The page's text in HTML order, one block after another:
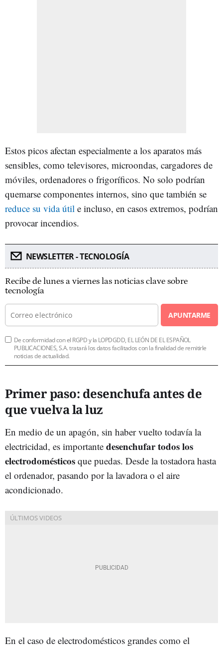
Estos picos afectan especialmente a los aparatos más
sensibles, como televisores, microondas, cargadores de
móviles, ordenadores o frigoríficos. No solo podrían
quemarse componentes internos, sino que también se
reduce su vida útil e incluso, en casos extremos, podrían
provocar incendios.
NEWSLETTER - TECNOLOGÍA
Recibe de lunes a viernes las noticias clave sobre
tecnología
APUNTARME
De conformidad con el RGPD y la LOPDGDD, EL LEÓN DE EL ESPAÑOL
PUBLICACIONES, S.A. tratará los datos facilitados con la finalidad de remitirle
noticias de actualidad.
Primer paso: desenchufa antes de
que vuelva la luz
En medio de un apagón, sin haber vuelto todavía la
electricidad, es importante desenchufar todos los
electrodomésticos que puedas. Desde la tostadora hasta
el ordenador, pasando por la lavadora o el aire
acondicionado.
En el caso de electrodomésticos grandes como el